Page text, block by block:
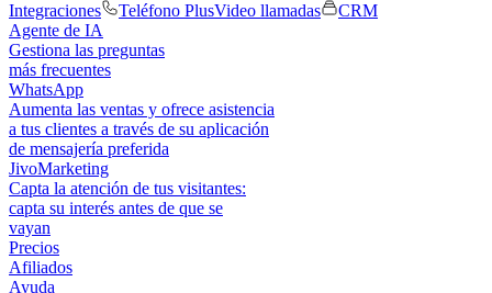
Integraciones
Teléfono PlusVideo llamadas
CRM
Agente de IA
Gestiona las preguntas
más frecuentes
WhatsApp
Aumenta las ventas y ofrece asistencia
a tus clientes a través de su aplicación
de mensajería preferida
JivoMarketing
Capta la atención de tus visitantes:
capta su interés antes de que se
vayan
Precios
Afiliados
Ayuda